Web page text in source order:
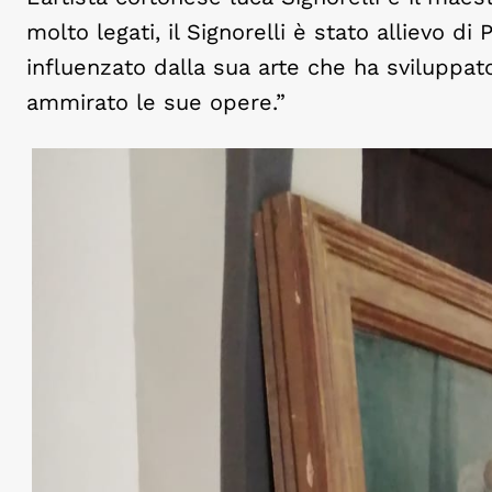
molto legati, il Signorelli è stato allievo di
influenzato dalla sua arte che ha
ammirato le sue opere.”